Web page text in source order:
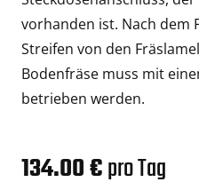
vorhanden ist. Nach dem
Streifen von den
Bodenfräse muss mit
betrieben werden.
134.00 €pro Tag